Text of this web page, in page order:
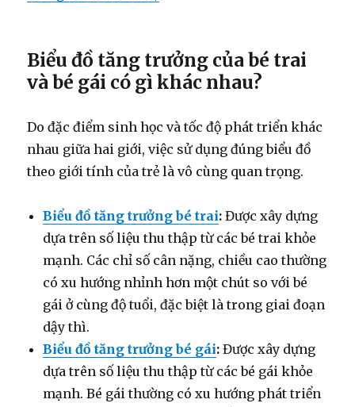
Biểu đồ tăng trưởng của bé trai
và bé gái có gì khác nhau?
Do đặc điểm sinh học và tốc độ phát triển khác
nhau giữa hai giới, việc sử dụng đúng biểu đồ
theo giới tính của trẻ là vô cùng quan trọng.
Biểu đồ tăng trưởng bé trai: Được xây dựng
dựa trên số liệu thu thập từ các bé trai khỏe
mạnh. Các chỉ số cân nặng, chiều cao thường
có xu hướng nhỉnh hơn một chút so với bé
gái ở cùng độ tuổi, đặc biệt là trong giai đoạn
dậy thì.
Biểu đồ tăng trưởng bé gái: Được xây dựng
dựa trên số liệu thu thập từ các bé gái khỏe
mạnh. Bé gái thường có xu hướng phát triển